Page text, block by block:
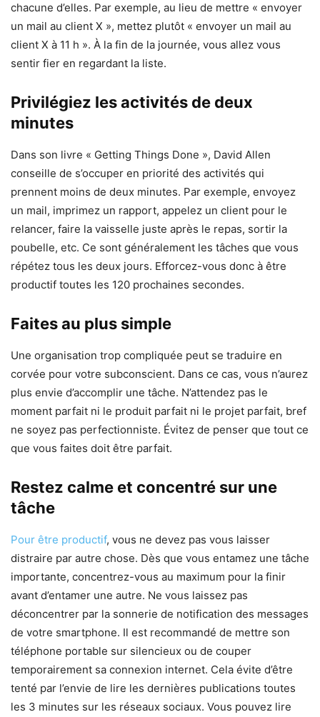
chacune d’elles. Par exemple, au lieu de mettre « envoyer
un mail au client X », mettez plutôt « envoyer un mail au
client X à 11 h ». À la fin de la journée, vous allez vous
sentir fier en regardant la liste.
Privilégiez les activités de deux
minutes
Dans son livre « Getting Things Done », David Allen
conseille de s’occuper en priorité des activités qui
prennent moins de deux minutes. Par exemple, envoyez
un mail, imprimez un rapport, appelez un client pour le
relancer, faire la vaisselle juste après le repas, sortir la
poubelle, etc. Ce sont généralement les tâches que vous
répétez tous les deux jours. Efforcez-vous donc à être
productif toutes les 120 prochaines secondes.
Faites au plus simple
Une organisation trop compliquée peut se traduire en
corvée pour votre subconscient. Dans ce cas, vous n’aurez
plus envie d’accomplir une tâche. N’attendez pas le
moment parfait ni le produit parfait ni le projet parfait, bref
ne soyez pas perfectionniste. Évitez de penser que tout ce
que vous faites doit être parfait.
Restez calme et concentré sur une
tâche
Pour être productif, vous ne devez pas vous laisser
distraire par autre chose. Dès que vous entamez une tâche
importante, concentrez-vous au maximum pour la finir
avant d’entamer une autre. Ne vous laissez pas
déconcentrer par la sonnerie de notification des messages
de votre smartphone. Il est recommandé de mettre son
téléphone portable sur silencieux ou de couper
temporairement sa connexion internet. Cela évite d’être
tenté par l’envie de lire les dernières publications toutes
les 3 minutes sur les réseaux sociaux. Vous pouvez lire